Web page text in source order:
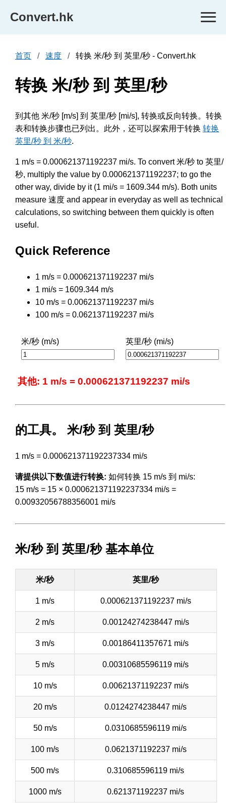
Convert.hk
首页 速度 转换 米/秒 到 英里/秒 - Convert.hk
转换 米/秒 到 英里/秒
到其他 米/秒 [m/s] 到 英里/秒 [mi/s], 转换或反向转换。转换
表和转换步骤也已列出。此外，还可以探索用于转换 转换
英里/秒 到 米/秒.
1 m/s = 0.000621371192237 mi/s. To convert 米/秒 to 英里/
秒, multiply the value by 0.000621371192237; to go the
other way, divide by it (1 mi/s = 1609.344 m/s). Both units
measure 速度 and appear in everyday as well as technical
calculations, so switching between them quickly is often
useful.
Quick Reference
1 m/s = 0.000621371192237 mi/s
1 mi/s = 1609.344 m/s
10 m/s = 0.00621371192237 mi/s
100 m/s = 0.0621371192237 mi/s
米/秒 (m/s) 英里/秒 (mi/s)
其他: 1 m/s = 0.000621371192237 mi/s
的工具。 米/秒 到 英里/秒
1 m/s = 0.000621371192237334 mi/s
请提供以下数值进行转换: 如何转换 15 m/s 到 mi/s:
15 m/s = 15 × 0.000621371192237334 mi/s =
0.00932056788356001 mi/s
米/秒 到 英里/秒 基本单位
米/秒 英里/秒
1 m/s 0.000621371192237 mi/s
2 m/s 0.00124274238447 mi/s
3 m/s 0.00186411357671 mi/s
5 m/s 0.00310685596119 mi/s
10 m/s 0.00621371192237 mi/s
20 m/s 0.0124274238447 mi/s
50 m/s 0.0310685596119 mi/s
100 m/s 0.0621371192237 mi/s
500 m/s 0.310685596119 mi/s
1000 m/s 0.621371192237 mi/s